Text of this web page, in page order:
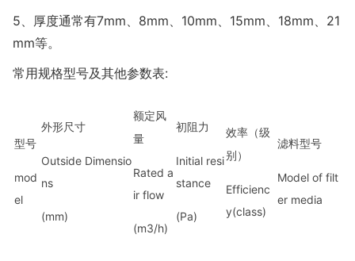
5、厚度通常有7mm、8mm、10mm、15mm、18mm、21
mm等。
常用规格型号及其他参数表:
型号
mod
el
外形尺寸
Outside Dimensio
ns
(mm)
额定风
量
Rated a
ir flow
(m3/h)
初阻力
Initial resi
stance
(Pa)
效率 （级
别）
Efficienc
y(class)
滤料型号
Model of filt
er media